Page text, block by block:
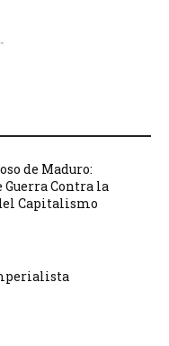
de Maduro:
Guerra Contra la
Capitalismo